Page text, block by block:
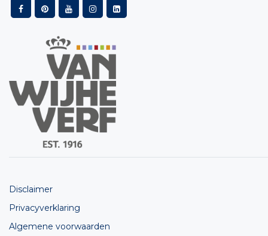
Disclaimer
Privacyverklaring
Algemene voorwaarden